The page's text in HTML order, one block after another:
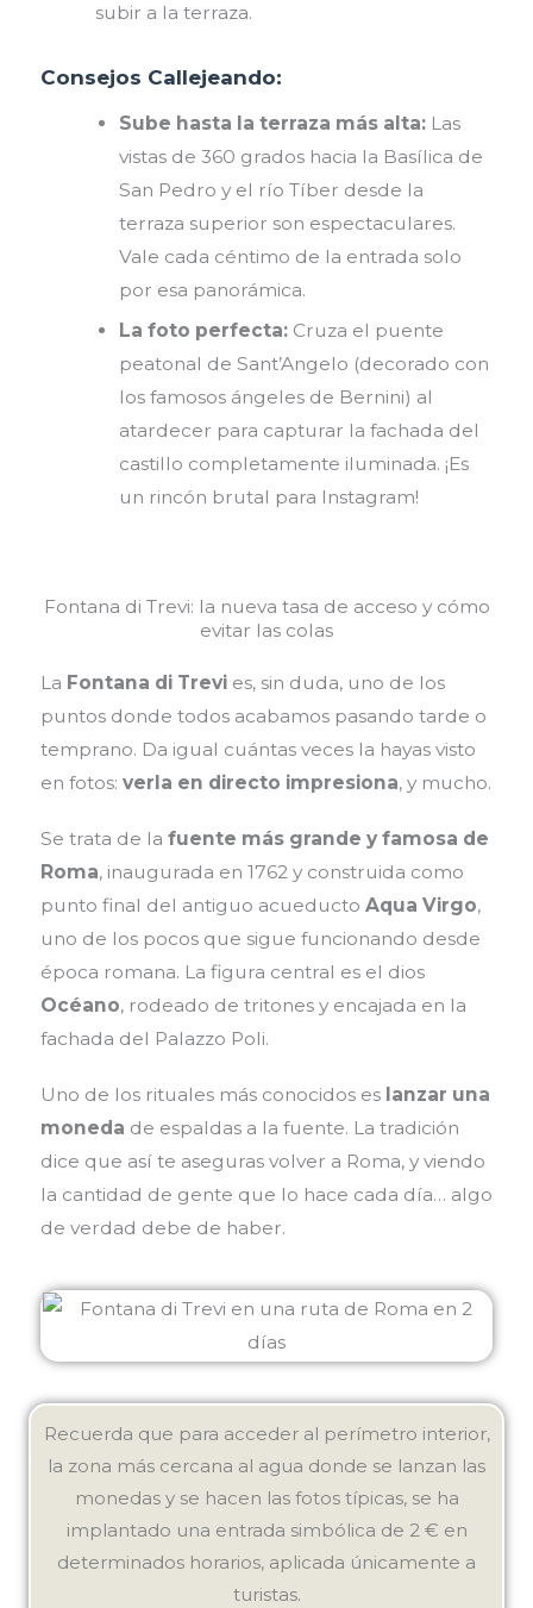
subir a la terraza.
Consejos Callejeando:
Sube hasta la terraza más alta: Las
vistas de 360 grados hacia la Basílica de
San Pedro y el río Tíber desde la
terraza superior son espectaculares.
Vale cada céntimo de la entrada solo
por esa panorámica.
La foto perfecta: Cruza el puente
peatonal de Sant’Angelo (decorado con
los famosos ángeles de Bernini) al
atardecer para capturar la fachada del
castillo completamente iluminada. ¡Es
un rincón brutal para Instagram!
Fontana di Trevi: la nueva tasa de acceso y cómo
evitar las colas
La Fontana di Trevies, sin duda, uno de los
puntos donde todos acabamos pasando tarde o
temprano. Da igual cuántas veces la hayas visto
en fotos: verla en directo impresiona, y mucho.
Se trata de la fuente más grande y famosa de
Roma, inaugurada en 1762 y construida como
punto final del antiguo acueducto Aqua Virgo,
uno de los pocos que sigue funcionando desde
época romana. La figura central es el dios
Océano, rodeado de tritones y encajada en la
fachada del Palazzo Poli.
Uno de los rituales más conocidos es lanzar una
moneda de espaldas a la fuente. La tradición
dice que así te aseguras volver a Roma, y viendo
la cantidad de gente que lo hace cada día… algo
de verdad debe de haber.
Recuerda que para acceder al perímetro interior,
la zona más cercana al agua donde se lanzan las
monedas y se hacen las fotos típicas, se ha
implantado una entrada simbólica de 2 € en
determinados horarios, aplicada únicamente a
turistas.